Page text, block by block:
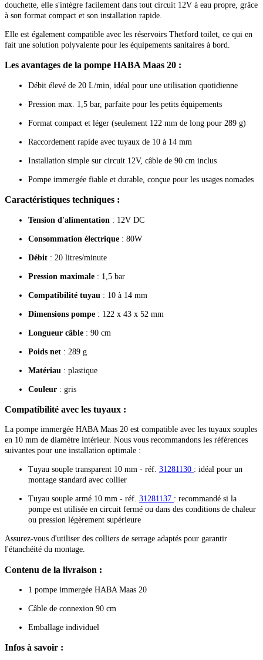
douchette, elle s'intègre facilement dans tout circuit 12V à eau propre, grâce
à son format compact et son installation rapide.
Elle est également compatible avec les réservoirs Thetford toilet, ce qui en
fait une solution polyvalente pour les équipements sanitaires à bord.
Les avantages de la pompe HABA Maas 20 :
Débit élevé de 20 L/min, idéal pour une utilisation quotidienne
Pression max. 1,5 bar, parfaite pour les petits équipements
Format compact et léger (seulement 122 mm de long pour 289 g)
Raccordement rapide avec tuyaux de 10 à 14 mm
Installation simple sur circuit 12V, câble de 90 cm inclus
Pompe immergée fiable et durable, conçue pour les usages nomades
Caractéristiques techniques :
Tension d'alimentation : 12V DC
Consommation électrique : 80W
Débit : 20 litres/minute
Pression maximale : 1,5 bar
Compatibilité tuyau : 10 à 14 mm
Dimensions pompe : 122 x 43 x 52 mm
Longueur câble : 90 cm
Poids net : 289 g
Matériau : plastique
Couleur : gris
Compatibilité avec les tuyaux :
La pompe immergée HABA Maas 20 est compatible avec les tuyaux souples
en 10 mm de diamètre intérieur. Nous vous recommandons les références
suivantes pour une installation optimale :
Tuyau souple transparent 10 mm - réf. 31281130 : idéal pour un
montage standard avec collier
Tuyau souple armé 10 mm - réf. 31281137 : recommandé si la
pompe est utilisée en circuit fermé ou dans des conditions de chaleur
ou pression légèrement supérieure
Assurez-vous d'utiliser des colliers de serrage adaptés pour garantir
l'étanchéité du montage.
Contenu de la livraison :
1 pompe immergée HABA Maas 20
Câble de connexion 90 cm
Emballage individuel
Infos à savoir :